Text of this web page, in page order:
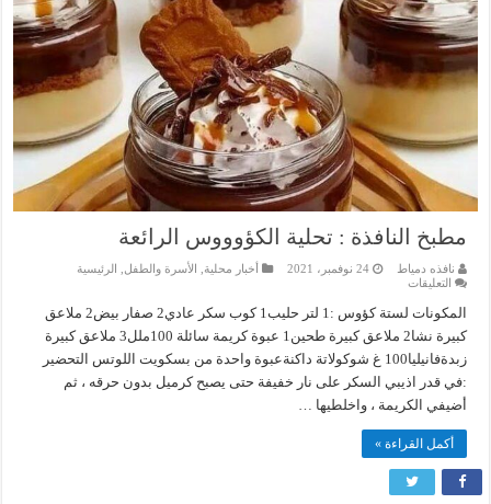
مطبخ النافذة : تحلية الكؤوووس الرائعة
نافذه دمياط 24 نوفمبر، 2021 أخبار محلية الأسرة والطفل
الرئيسية
التعليقاتعلى
النافذة
تحلية
الكؤوووس
الرائعة
مغلقة
المكونات لستة كؤوس :1 لتر حليب1 كوب سكر عادي2 صفار بيض2 ملاعق
كبيرة نشا2 ملاعق كبيرة طحين1 عبوة كريمة سائلة 100ملل3 ملاعق كبيرة
زبدةفانيليا100 غ شوكولاتة داكنةعبوة واحدة من بسكويت اللوتس التحضير
:في قدر اذيبي السكر على نار خفيفة حتى يصبح كرميل بدون حرقه ، ثم
أضيفي الكريمة ، واخلطيها …
أكمل القراءة »